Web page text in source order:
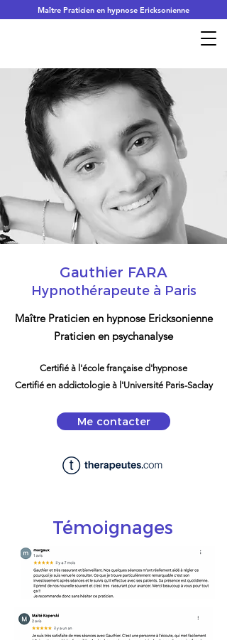
Maître Praticien en hypnose Ericksonienne
Gauthier FARA
Hypnothérapeute à Paris
Maître Praticien en hypnose Ericksonienne
Praticien en psychanalyse
Certifié à l'école française d'hypnose
Certifié en addictologie à l'Université Paris-Saclay
Me contacter
Témoignages